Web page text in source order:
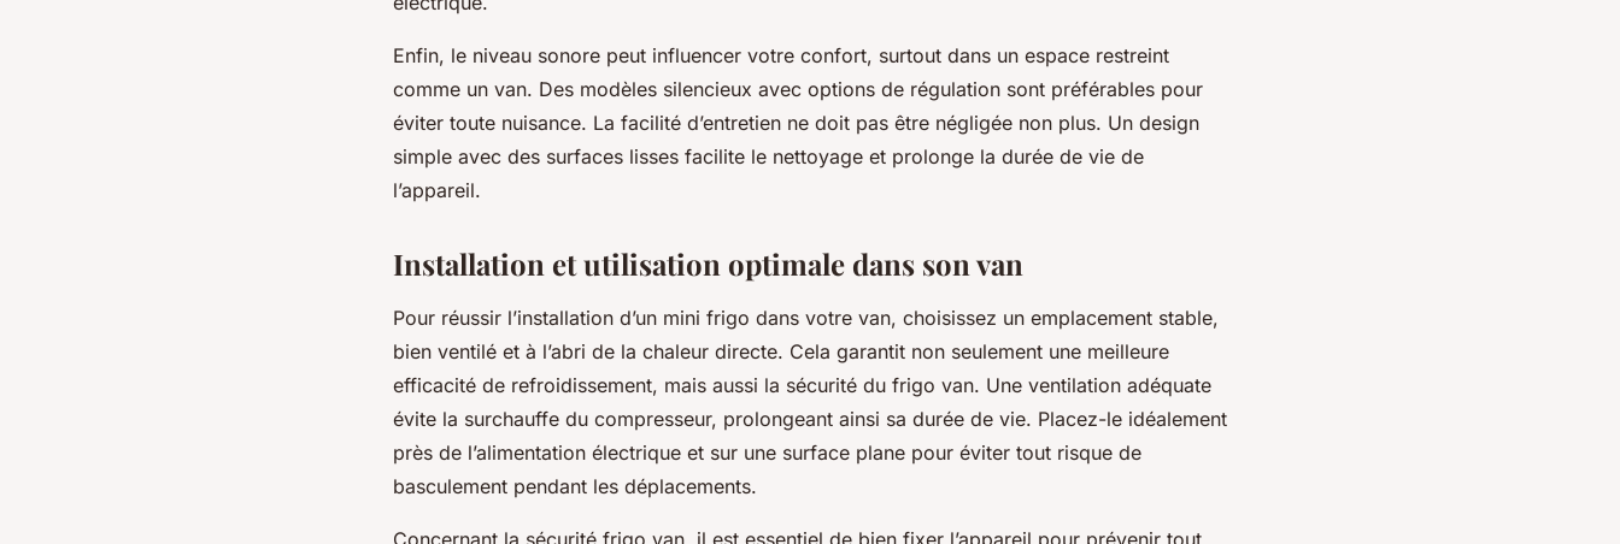
Enfin, le niveau sonore peut influencer votre confort, surtout dans un espace restreint
comme un van. Des modèles silencieux avec options de régulation sont préférables pour
éviter toute nuisance. La facilité d’entretien ne doit pas être négligée non plus. Un design
simple avec des surfaces lisses facilite le nettoyage et prolonge la durée de vie de
l’appareil.
Installation et utilisation optimale dans son van
Pour réussir l’installation d’un mini frigo dans votre van, choisissez un emplacement stable,
bien ventilé et à l’abri de la chaleur directe. Cela garantit non seulement une meilleure
efficacité de refroidissement, mais aussi la sécurité du frigo van. Une ventilation adéquate
évite la surchauffe du compresseur, prolongeant ainsi sa durée de vie. Placez-le idéalement
près de l’alimentation électrique et sur une surface plane pour éviter tout risque de
basculement pendant les déplacements.
Concernant la sécurité frigo van, il est essentiel de bien fixer l’appareil pour prévenir tout